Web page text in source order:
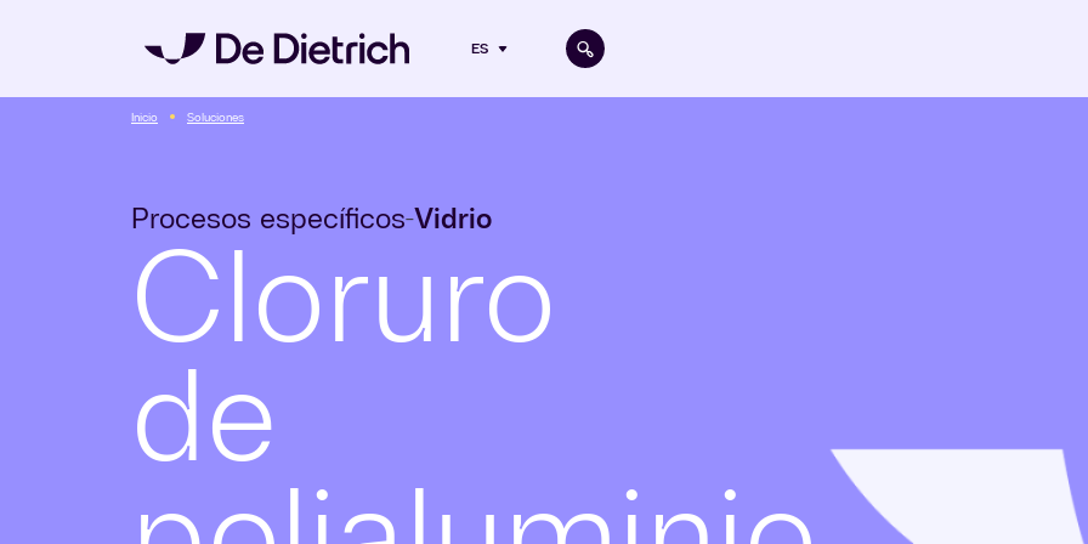
ES
Inicio Soluciones
Procesos específicos-Vidrio
Cloruro
de